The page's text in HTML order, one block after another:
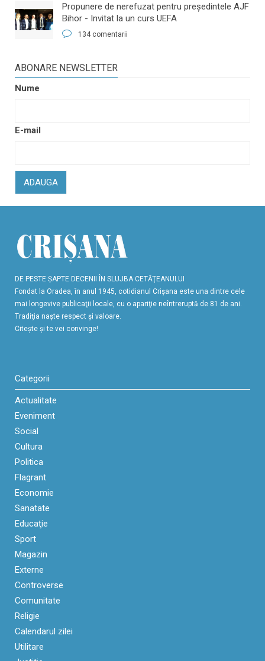
​Propunere de nerefuzat pentru preşedintele AJF
Bihor - Invitat la un curs UEFA
134 comentarii
ABONARE NEWSLETTER
Nume
E-mail
ADAUGA
DE PESTE ŞAPTE DECENII ÎN SLUJBA CETĂŢEANULUI
Fondat la Oradea, în anul 1945, cotidianul Crişana este una dintre cele
mai longevive publicaţii locale, cu o apariţie neîntreruptă de 81 de ani.
Tradiţia naşte respect şi valoare.
Citeşte şi te vei convinge!
Categorii
Actualitate
Eveniment
Social
Cultura
Politica
Flagrant
Economie
Sanatate
Educaţie
Sport
Magazin
Externe
Controverse
Comunitate
Religie
Calendarul zilei
Utilitare